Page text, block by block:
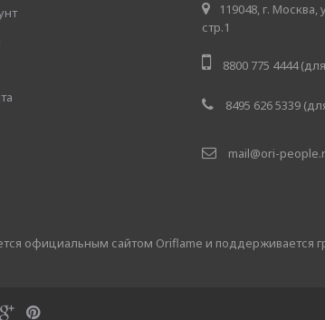
119048, г. Москва,
стр.1
8800 775 4444
8495 626 5339
mail@ori-
официальным сайтом Oriflame и